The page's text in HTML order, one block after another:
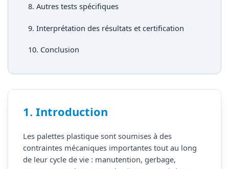
8. Autres tests spécifiques
9. Interprétation des résultats et certification
10. Conclusion
1. Introduction
Les palettes plastique sont soumises à des
contraintes mécaniques importantes tout au long
de leur cycle de vie : manutention, gerbage,